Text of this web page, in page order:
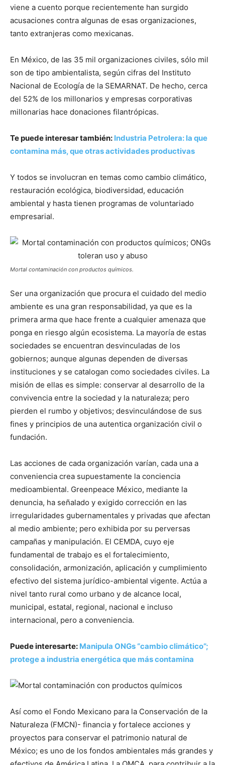
viene a cuento porque recientemente han surgido
acusaciones contra algunas de esas organizaciones,
tanto extranjeras como mexicanas.
En México, de las 35 mil organizaciones civiles, sólo mil
son de tipo ambientalista, según cifras del Instituto
Nacional de Ecología de la SEMARNAT. De hecho, cerca
del 52% de los millonarios y empresas corporativas
millonarias hace donaciones filantrópicas.
Te puede interesar también: Industria Petrolera: la que
contamina más, que otras actividades productivas
Y todos se involucran en temas como cambio climático,
restauración ecológica, biodiversidad, educación
ambiental y hasta tienen programas de voluntariado
empresarial.
Mortal contaminación con productos químicos.
Ser una organización que procura el cuidado del medio
ambiente es una gran responsabilidad, ya que es la
primera arma que hace frente a cualquier amenaza que
ponga en riesgo algún ecosistema. La mayoría de estas
sociedades se encuentran desvinculadas de los
gobiernos; aunque algunas dependen de diversas
instituciones y se catalogan como sociedades civiles. La
misión de ellas es simple: conservar al desarrollo de la
convivencia entre la sociedad y la naturaleza; pero
pierden el rumbo y objetivos; desvinculándose de sus
fines y principios de una autentica organización civil o
fundación.
Las acciones de cada organización varían, cada una a
conveniencia crea supuestamente la conciencia
medioambiental. Greenpeace México, mediante la
denuncia, ha señalado y exigido corrección en las
irregularidades gubernamentales y privadas que afectan
al medio ambiente; pero exhibida por su perversas
campañas y manipulación. El CEMDA, cuyo eje
fundamental de trabajo es el fortalecimiento,
consolidación, armonización, aplicación y cumplimiento
efectivo del sistema jurídico-ambiental vigente. Actúa a
nivel tanto rural como urbano y de alcance local,
municipal, estatal, regional, nacional e incluso
internacional, pero a conveniencia.
Puede interesarte: Manipula ONGs “cambio climático”;
protege a industria energética que más contamina
Así como el Fondo Mexicano para la Conservación de la
Naturaleza (FMCN)- financia y fortalece acciones y
proyectos para conservar el patrimonio natural de
México; es uno de los fondos ambientales más grandes y